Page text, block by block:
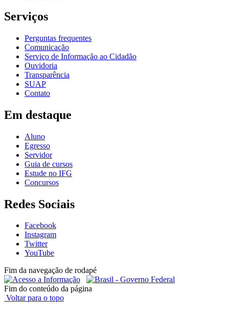
Serviços
Perguntas frequentes
Comunicação
Serviço de Informação ao Cidadão
Ouvidoria
Transparência
SUAP
Contato
Em destaque
Aluno
Egresso
Servidor
Guia de cursos
Estude no IFG
Concursos
Redes Sociais
Facebook
Instagram
Twitter
YouTube
Fim da navegação de rodapé
Fim do conteúdo da página
Voltar para o topo